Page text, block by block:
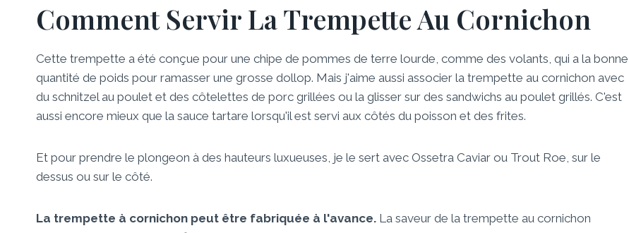
Comment Servir La Trempette Au Cornichon
Cette trempette a été conçue pour une chipe de pommes de terre lourde, comme des volants, qui a la bonne
quantité de poids pour ramasser une grosse dollop. Mais j'aime aussi associer la trempette au cornichon avec
du schnitzel au poulet et des côtelettes de porc grillées ou la glisser sur des sandwichs au poulet grillés. C'est
aussi encore mieux que la sauce tartare lorsqu'il est servi aux côtés du poisson et des frites.
Et pour prendre le plongeon à des hauteurs luxueuses, je le sert avec Ossetra Caviar ou Trout Roe, sur le
dessus ou sur le côté.
La trempette à cornichon peut être fabriquée à l'avance. La saveur de la trempette au cornichon